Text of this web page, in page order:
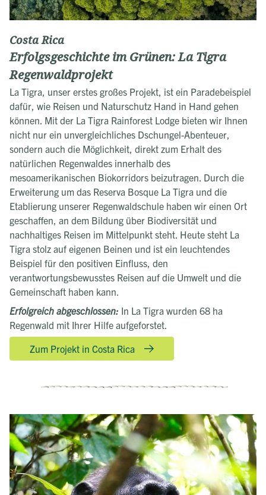
Costa Rica
Erfolgsgeschichte im Grünen: La Tigra
Regenwaldprojekt
La Tigra, unser erstes großes Projekt, ist ein Paradebeispiel
dafür, wie Reisen und Naturschutz Hand in Hand gehen
können. Mit der La Tigra Rainforest Lodge bieten wir Ihnen
nicht nur ein unvergleichliches Dschungel-Abenteuer,
sondern auch die Möglichkeit, direkt zum Erhalt des
natürlichen Regenwaldes innerhalb des
mesoamerikanischen Biokorridors beizutragen. Durch die
Erweiterung um das Reserva Bosque La Tigra und die
Etablierung unserer Regenwaldschule haben wir einen Ort
geschaffen, an dem Bildung über Biodiversität und
nachhaltiges Reisen im Mittelpunkt steht. Heute steht La
Tigra stolz auf eigenen Beinen und ist ein leuchtendes
Beispiel für den positiven Einfluss, den
verantwortungsbewusstes Reisen auf die Umwelt und die
Gemeinschaft haben kann.
Erfolgreich abgeschlossen: In La Tigra wurden 68 ha
Regenwald mit Ihrer Hilfe aufgeforstet.
Zum Projekt in Costa Rica